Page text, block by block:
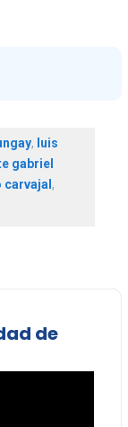
, luis
gabriel
carvajal,
de